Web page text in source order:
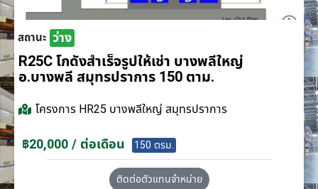
สถานะ ว่าง
R25C โกดังสำเร็จรูปให้เช่า บางพลีใหญ่
อ.บางพลี สมุทรปราการ 150 ตาม.
โครงการ HR25 บางพลีใหญ่ สมุทรปราการ
฿20,000 / ต่อเดือน 150 ตรม.
ติดต่อตัวแทนจำหน่าย